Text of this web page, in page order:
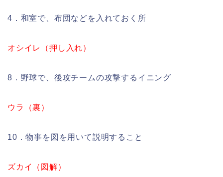
4．和室で、布団などを入れておく所
オシイレ（押し入れ）
8．野球で、後攻チームの攻撃するイニング
ウラ（裏）
10．物事を図を用いて説明すること
ズカイ（図解）